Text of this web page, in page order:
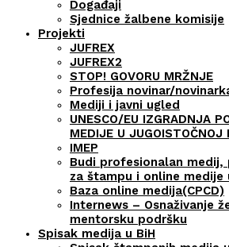
Događaji
Sjednice žalbene komisije
Projekti
JUFREX
JUFREX2
STOP! GOVORU MRŽNJE
Profesija novinar/
Mediji i javni ugled
UNESCO/EU IZGRADNJA
MEDIJE U JUGOISTOČNOJ
IMEP
Budi profesionalan medij,
za štampu i online medije
Baza online medija(CPCD)
Internews – Osnaživanje
mentorsku podršku
Spisak medija u BiH